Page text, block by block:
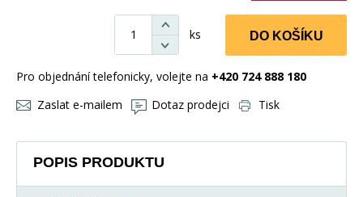
ks DO KOŠÍKU
Pro objednání telefonicky, volejte na +420 724 888 180
Zaslat e-mailem
Dotaz prodejci Tisk
POPIS PRODUKTU